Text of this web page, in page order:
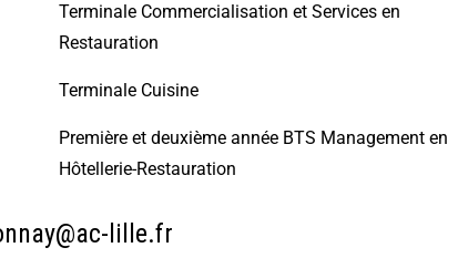
Terminale Commercialisation et Services en
Restauration
Terminale Cuisine
Première et deuxième année BTS Management en
Hôtellerie-Restauration
lille.fr